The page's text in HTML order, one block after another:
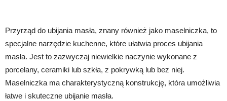
Przyrząd do ubijania masła, znany również jako maselniczka, to
specjalne narzędzie kuchenne, które ułatwia proces ubijania
masła. Jest to zazwyczaj niewielkie naczynie wykonane z
porcelany, ceramiki lub szkła, z pokrywką lub bez niej.
Maselniczka ma charakterystyczną konstrukcję, która umożliwia
łatwe i skuteczne ubijanie masła.